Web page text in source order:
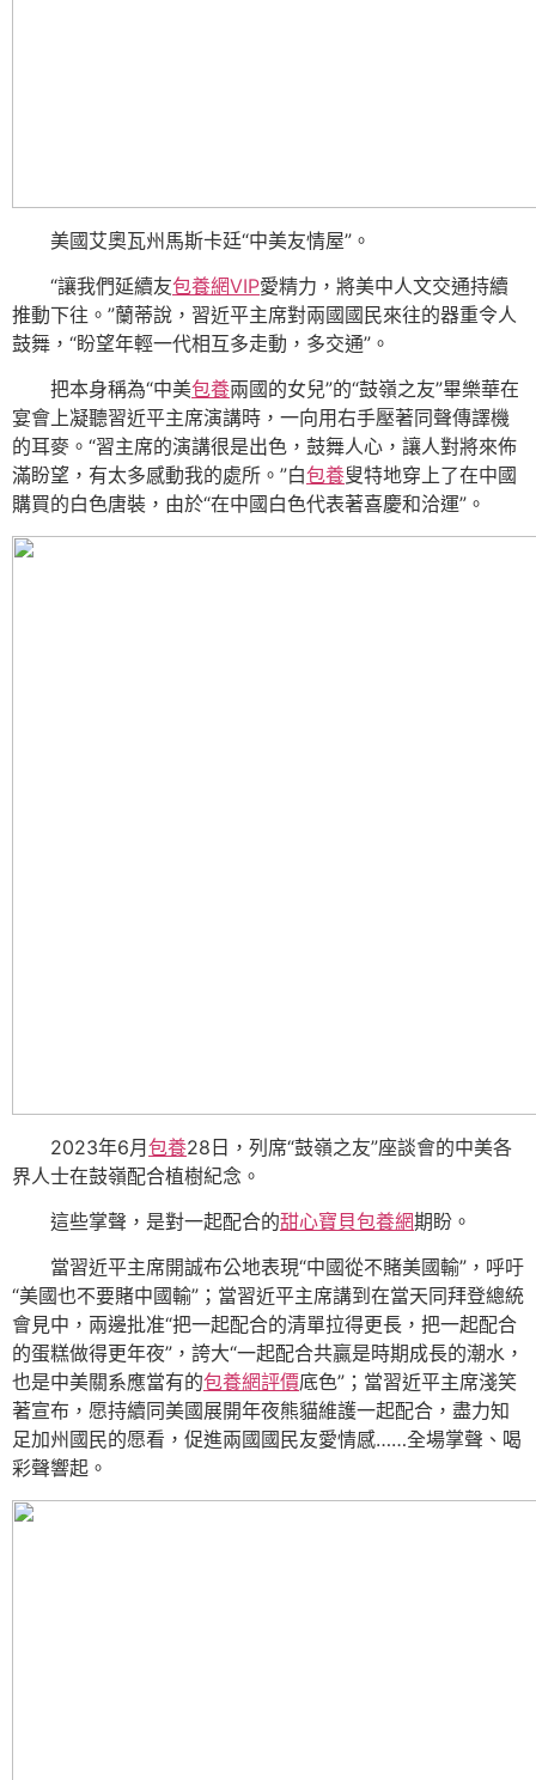
美國艾奧瓦州馬斯卡廷“中美友情屋”。
“讓我們延續友包養網VIP愛精力，將美中人文交通持續
推動下往。”蘭蒂說，習近平主席對兩國國民來往的器重令人
鼓舞，“盼望年輕一代相互多走動，多交通”。
把本身稱為“中美包養兩國的女兒”的“鼓嶺之友”畢樂華在
宴會上凝聽習近平主席演講時，一向用右手壓著同聲傳譯機
的耳麥。“習主席的演講很是出色，鼓舞人心，讓人對將來佈
滿盼望，有太多感動我的處所。”白包養叟特地穿上了在中國
購買的白色唐裝，由於“在中國白色代表著喜慶和洽運”。
2023年6月包養28日，列席“鼓嶺之友”座談會的中美各
界人士在鼓嶺配合植樹紀念。
這些掌聲，是對一起配合的甜心寶貝包養網期盼。
當習近平主席開誠布公地表現“中國從不賭美國輸”，呼吁
“美國也不要賭中國輸”；當習近平主席講到在當天同拜登總統
會見中，兩邊批准“把一起配合的清單拉得更長，把一起配合
的蛋糕做得更年夜”，誇大“一起配合共贏是時期成長的潮水，
也是中美關系應當有的包養網評價底色”；當習近平主席淺笑
著宣布，愿持續同美國展開年夜熊貓維護一起配合，盡力知
足加州國民的愿看，促進兩國國民友愛情感……全場掌聲、喝
彩聲響起。